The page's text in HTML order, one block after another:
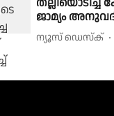
ജാമ്യം
ന്യൂസ് ഡെസ്ക്